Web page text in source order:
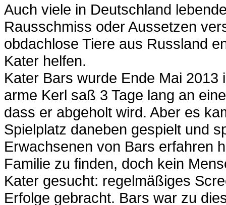
Auch viele in Deutschland
Rausschmiss oder Aussetzen
obdachlose Tiere aus Russland
Kater helfen.
Kater Bars wurde Ende Mai
arme Kerl saß 3 Tage lang an
dass er abgeholt wird. Aber es
Spielplatz daneben gespielt und
Erwachsenen von Bars erfahren
Familie zu finden, doch kein
Kater gesucht: regelmäßiges
Erfolge gebracht. Bars war zu